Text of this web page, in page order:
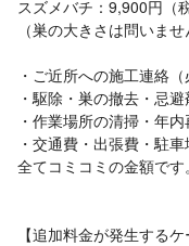
スズメバチ：9,900円（
（巣の大きさは問いませ
・ご近所への施工連絡（
・駆除・巣の撤去・忌
・作業場所の清掃・年
・交通費・出張費・駐
全てコミコミの金額です。
【追加料金が発生するケ